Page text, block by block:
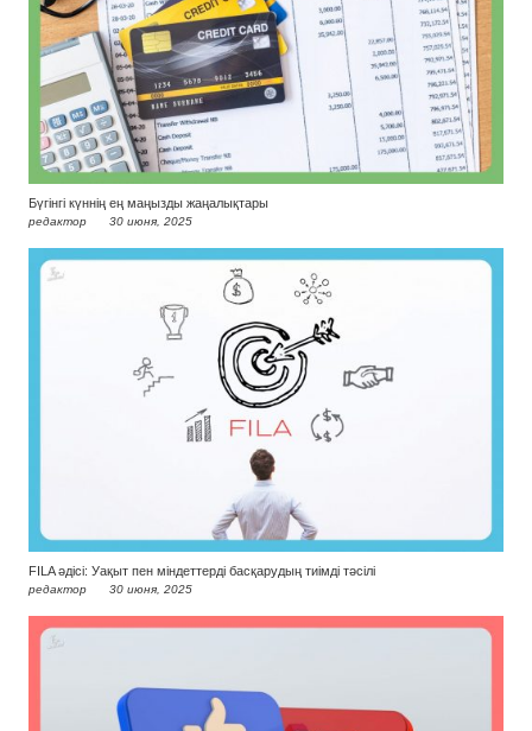
Бүгінгі күннің ең маңызды жаңалықтары
редактор 30 июня, 2025
FILA әдісі: Уақыт пен міндеттерді басқарудың тиімді тәсілі
редактор 30 июня, 2025